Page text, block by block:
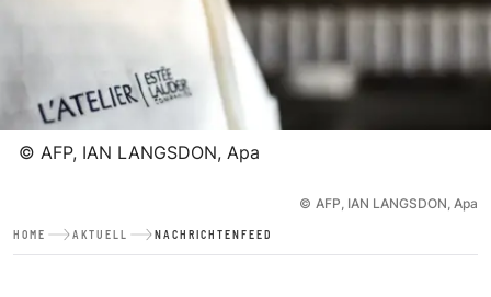
© AFP, IAN LANGSDON, Apa
© AFP, IAN LANGSDON, Apa
HOME AKTUELL NACHRICHTENFEED